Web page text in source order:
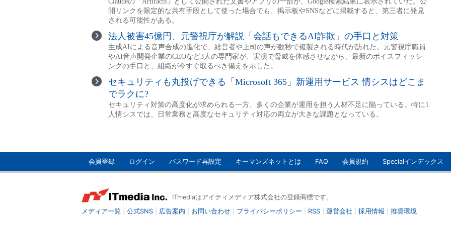
会員登録 ログイン パスワード再設定 キーマンズネットとは FAQ 会員規約 Specialインデックス
ITmediaはアイティメディア株式会社の登録商標です。
メディア一覧
公式SNS 広告案内 お問い合わせ プライバシーポリシー RSS 運営会社 採用情報 推奨環境